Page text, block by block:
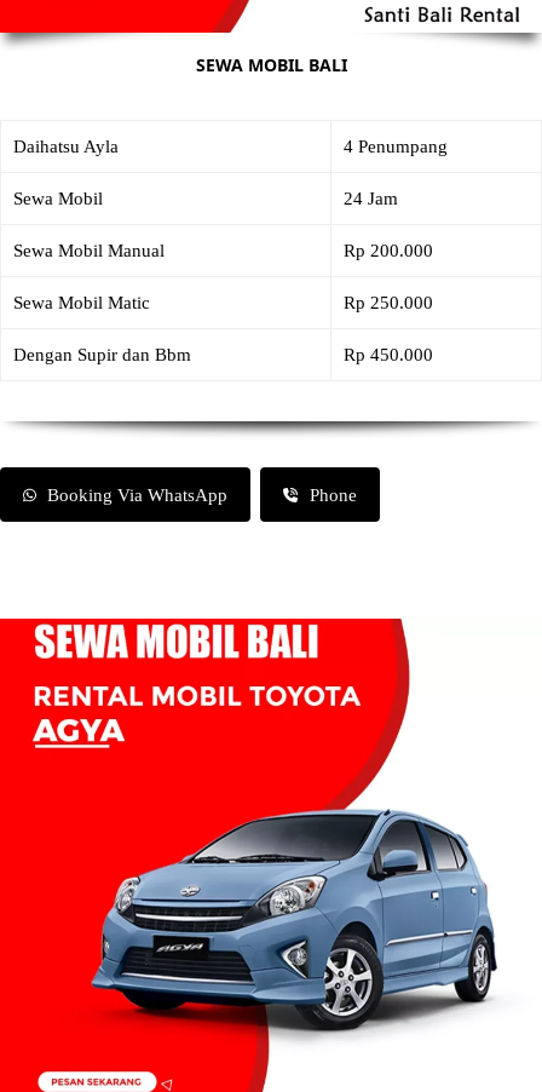
SEWA MOBIL BALI
Daihatsu Ayla 4 Penumpang
Sewa Mobil 24 Jam
Sewa Mobil Manual Rp 200.000
Sewa Mobil Matic Rp 250.000
Dengan Supir dan Bbm Rp 450.000
Booking Via WhatsApp Phone